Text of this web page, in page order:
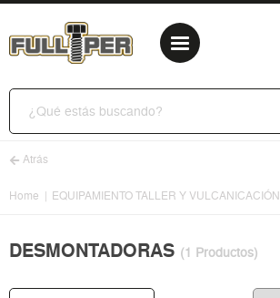
Atrás
Home EQUIPAMIENTO TALLER Y VULCANICACIÓN
DESMONTADORAS (1 Productos)